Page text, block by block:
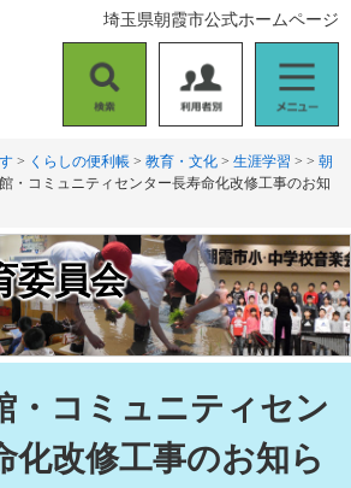
索
用
者
別
ニ
ュ
ー
埼玉県朝霞市公式ホームページ
> くらしの便利帳 > 教育・文化 > 生涯学習 > > 朝
・コミュニティセンター長寿命化改修工事のお知
委員会
・コミュニティセン
化改修工事のお知ら